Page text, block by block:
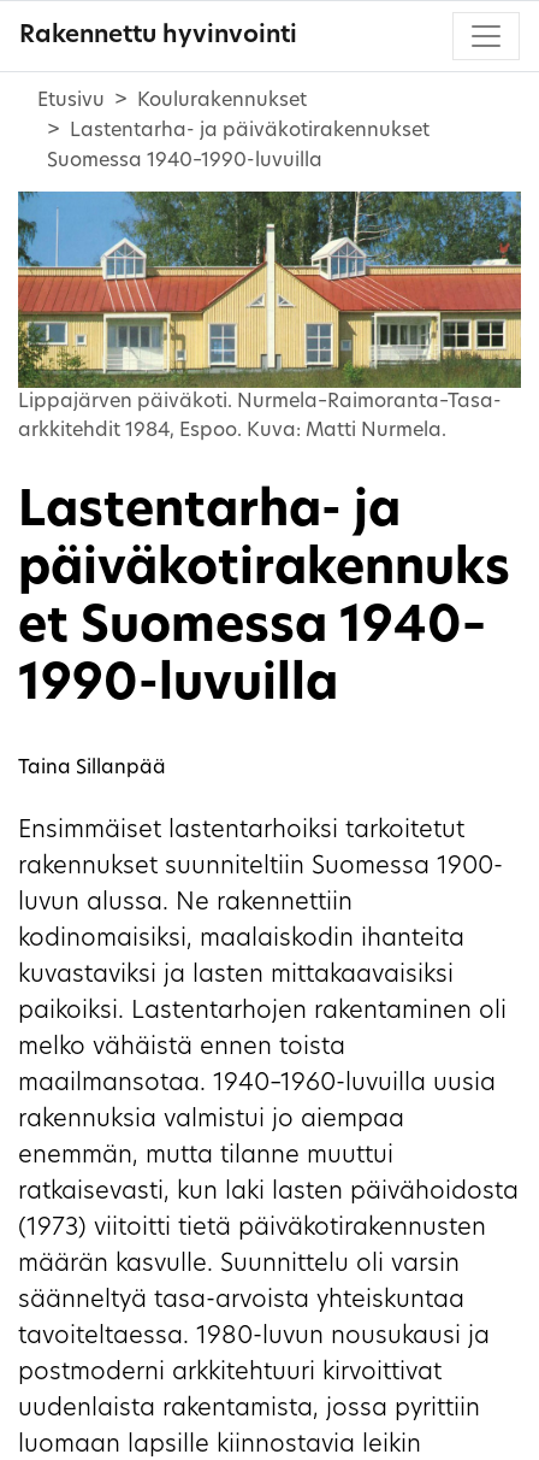
Rakennettu hyvinvointi
Etusivu
Koulurakennukset
Lastentarha- ja päiväkotirakennukset
Suomessa 1940–1990-luvuilla
Lippajärven päiväkoti. Nurmela–Raimoranta–Tasa-
arkkitehdit 1984, Espoo. Kuva: Matti Nurmela.
Lastentarha- ja
päiväkotirakennuks
et Suomessa 1940–
1990-luvuilla
Taina Sillanpää
Ensimmäiset lastentarhoiksi tarkoitetut
rakennukset suunniteltiin Suomessa 1900-
luvun alussa. Ne rakennettiin
kodinomaisiksi, maalaiskodin ihanteita
kuvastaviksi ja lasten mittakaavaisiksi
paikoiksi. Lastentarhojen rakentaminen oli
melko vähäistä ennen toista
maailmansotaa. 1940–1960-luvuilla uusia
rakennuksia valmistui jo aiempaa
enemmän, mutta tilanne muuttui
ratkaisevasti, kun laki lasten päivähoidosta
(1973) viitoitti tietä päiväkotirakennusten
määrän kasvulle. Suunnittelu oli varsin
säänneltyä tasa-arvoista yhteiskuntaa
tavoiteltaessa. 1980-luvun nousukausi ja
postmoderni arkkitehtuuri kirvoittivat
uudenlaista rakentamista, jossa pyrittiin
luomaan lapsille kiinnostavia leikin